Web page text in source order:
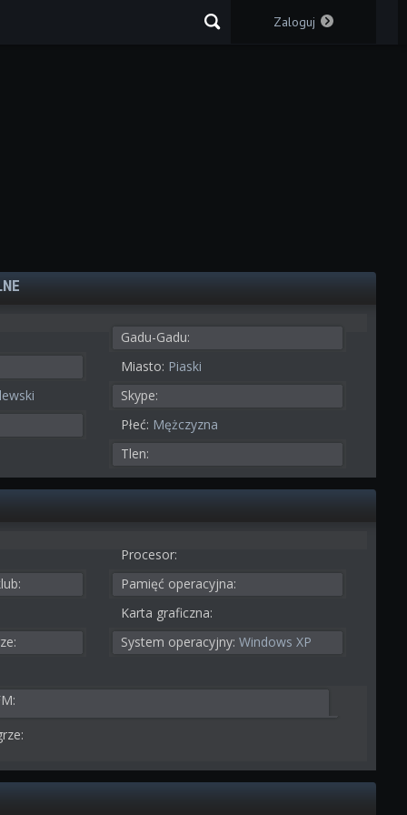
Zaloguj
Gadu-Gadu:
Miasto: Piaski
Skype:
Płeć: Mężczyzna
Tlen:
Procesor:
Pamięć operacyjna:
Karta graficzna:
System operacyjny: Windows XP